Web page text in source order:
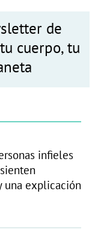
de
cuerpo, tu
infieles
una explicación